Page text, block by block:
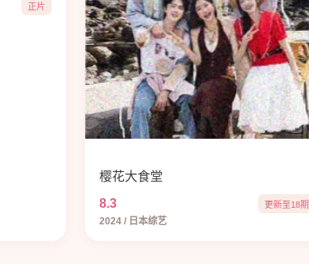
正片
樱花大食堂
8.3
更新至18期
2024 / 日本综艺